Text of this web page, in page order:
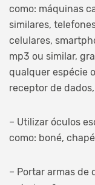
como: máquinas
similares,
celulares,
mp3 ou similar,
qualquer espécie
receptor de
– Utilizar óculos
como: boné,
– Portar armas de